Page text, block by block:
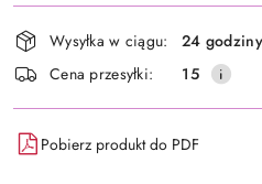
Dostępność
i
dostawa
Wysyłka w ciągu:
24 godziny
Cena przesyłki:
15
Pobierz produkt do PDF